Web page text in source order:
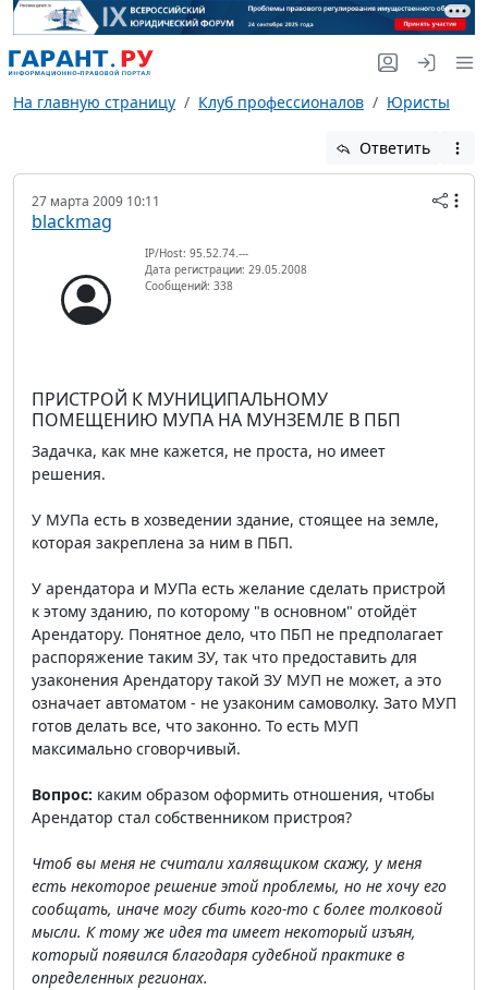
На главную страницу Клуб профессионалов Юристы
Ответить
27 марта 2009 10:11
blackmag
IP/Host: 95.52.74.---
Дата регистрации: 29.05.2008
Сообщений: 338
ПРИСТРОЙ К МУНИЦИПАЛЬНОМУ
ПОМЕЩЕНИЮ МУПА НА МУНЗЕМЛЕ В ПБП
Задачка, как мне кажется, не проста, но имеет
решения.
У МУПа есть в хозведении здание, стоящее на земле,
которая закреплена за ним в ПБП.
У арендатора и МУПа есть желание сделать пристрой
к этому зданию, по которому "в основном" отойдёт
Арендатору. Понятное дело, что ПБП не предполагает
распоряжение таким ЗУ, так что предоставить для
узаконения Арендатору такой ЗУ МУП не может, а это
означает автоматом - не узаконим самоволку. Зато МУП
готов делать все, что законно. То есть МУП
максимально сговорчивый.
Вопрос: каким образом оформить отношения, чтобы
Арендатор стал собственником пристроя?
Чтоб вы меня не считали халявщиком скажу, у меня
есть некоторое решение этой проблемы, но не хочу его
сообщать, иначе могу сбить кого-то с более толковой
мысли. К тому же идея та имеет некоторый изъян,
который появился благодаря судебной практике в
определенных регионах.